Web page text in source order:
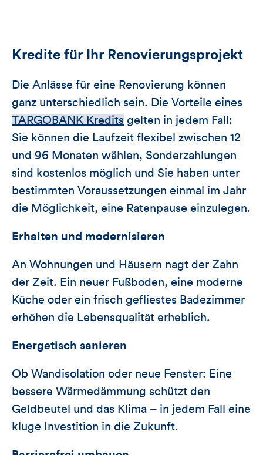
Kredite für Ihr Renovierungsprojekt
Die Anlässe für eine Renovierung können
ganz unterschiedlich sein. Die Vorteile eines
TARGOBANK Kredits gelten in jedem Fall:
Sie können die Laufzeit flexibel zwischen 12
und 96 Monaten wählen, Sonderzahlungen
sind kostenlos möglich und Sie haben unter
bestimmten Voraussetzungen einmal im Jahr
die Möglichkeit, eine Ratenpause einzulegen.
Erhalten und modernisieren
An Wohnungen und Häusern nagt der Zahn
der Zeit. Ein neuer Fußboden, eine moderne
Küche oder ein frisch gefliestes Badezimmer
erhöhen die Lebensqualität erheblich.
Energetisch sanieren
Ob Wandisolation oder neue Fenster: Eine
bessere Wärmedämmung schützt den
Geldbeutel und das Klima – in jedem Fall eine
kluge Investition in die Zukunft.